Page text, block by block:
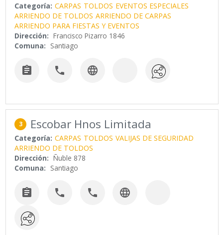
Categoría: CARPAS TOLDOS EVENTOS ESPECIALES
ARRIENDO DE TOLDOS ARRIENDO DE CARPAS
ARRIENDO PARA FIESTAS Y EVENTOS
Dirección: Francisco Pizarro 1846
Comuna: Santiago
  
3 Escobar Hnos Limitada
Categoría: CARPAS TOLDOS VALIJAS DE SEGURIDAD
ARRIENDO DE TOLDOS
Dirección: Ñuble 878
Comuna: Santiago
   